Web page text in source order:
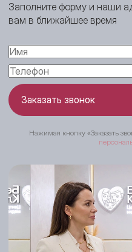
Заполните форму и наши
вам в ближайшее время
Заказать звонок
Нажимая кнопку «Заказать